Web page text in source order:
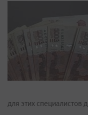
для этих специалистов